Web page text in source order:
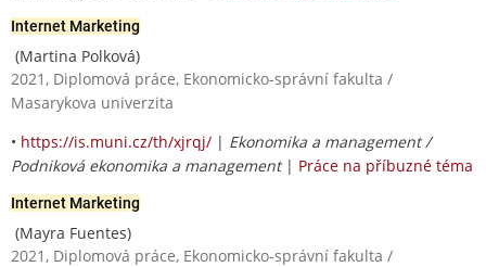
Internet Marketing
(Martina Polková)
2021, Diplomová práce, Ekonomicko-správní fakulta /
Masarykova univerzita
• https://is.muni.cz/th/xjrqj/ | Ekonomika a management /
Podniková ekonomika a management| Práce na příbuzné téma
Internet Marketing
(Mayra Fuentes)
2021, Diplomová práce, Ekonomicko-správní fakulta /